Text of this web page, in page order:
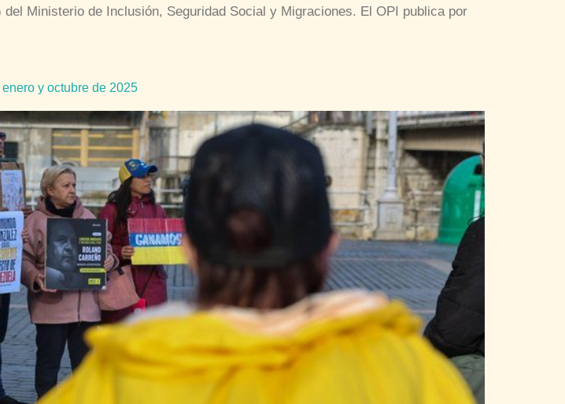
Ministerio de Inclusión, Seguridad Social y Migraciones. El OPI publica por
y octubre de 2025